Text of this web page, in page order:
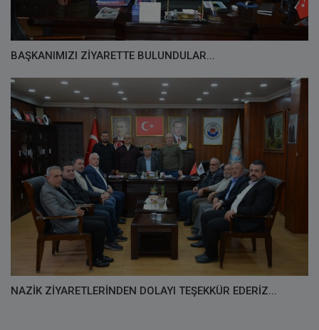
BAŞKANIMIZI ZİYARETTE BULUNDULAR...
NAZİK ZİYARETLERİNDEN DOLAYI TEŞEKKÜR EDERİZ...